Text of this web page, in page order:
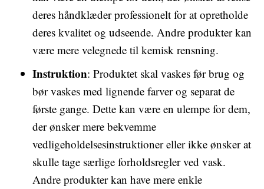
deres håndklæder professionelt for at opretholde
deres kvalitet og udseende. Andre produkter kan
være mere velegnede til kemisk rensning.
Instruktion: Produktet skal vaskes før brug og
bør vaskes med lignende farver og separat de
første gange. Dette kan være en ulempe for dem,
der ønsker mere bekvemme
vedligeholdelsesinstruktioner eller ikke ønsker at
skulle tage særlige forholdsregler ved vask.
Andre produkter kan have mere enkle